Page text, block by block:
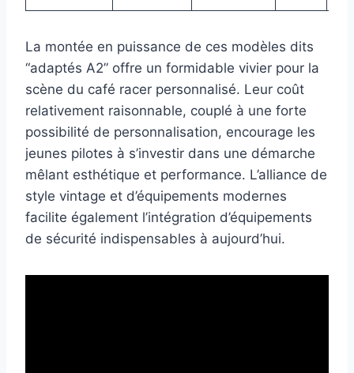
La montée en puissance de ces modèles dits
“adaptés A2” offre un formidable vivier pour la
scène du café racer personnalisé. Leur coût
relativement raisonnable, couplé à une forte
possibilité de personnalisation, encourage les
jeunes pilotes à s’investir dans une démarche
mêlant esthétique et performance. L’alliance de
style vintage et d’équipements modernes
facilite également l’intégration d’équipements
de sécurité indispensables à aujourd’hui.